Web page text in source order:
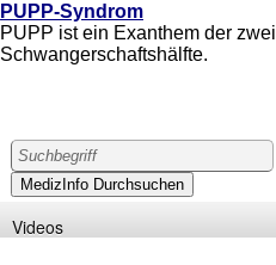
PUPP-Syndrom
PUPP ist ein Exanthem der
Schwangerschaftshälfte.
Videos